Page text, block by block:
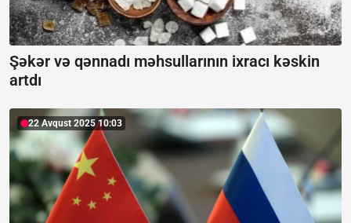
Şəkər və qənnadı məhsullarının ixracı kəskin
artdı
22 Avqust 2025 10:03